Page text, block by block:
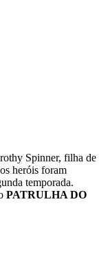
Spinner, filha de
heróis foram
temporada.
PATRULHA DO